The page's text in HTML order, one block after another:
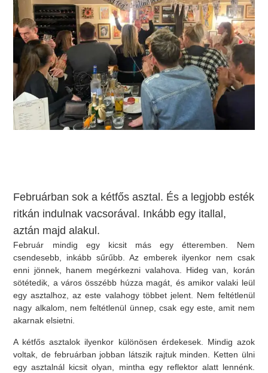
Februárban sok a kétfős asztal. És a legjobb esték
ritkán indulnak vacsorával. Inkább egy itallal,
aztán majd alakul.
Február mindig egy kicsit más egy étteremben. Nem
csendesebb, inkább sűrűbb. Az emberek ilyenkor nem csak
enni jönnek, hanem megérkezni valahova. Hideg van, korán
sötétedik, a város összébb húzza magát, és amikor valaki leül
egy asztalhoz, az este valahogy többet jelent. Nem feltétlenül
nagy alkalom, nem feltétlenül ünnep, csak egy este, amit nem
akarnak elsietni.
A kétfős asztalok ilyenkor különösen érdekesek. Mindig azok
voltak, de februárban jobban látszik rajtuk minden. Ketten ülni
egy asztalnál kicsit olyan, mintha egy reflektor alatt lennénk.